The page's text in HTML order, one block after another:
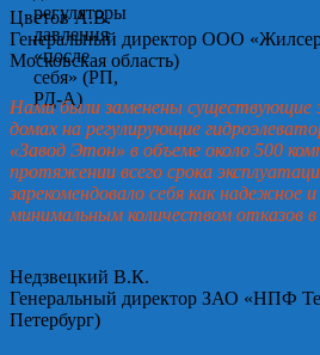
Цветов А.В.
Генеральный директор ООО
Московская область)
Нами были заменены существующие
домах на регулирующие
«Завод Этон» в объеме около 500
протяжении всего срока
зарекомендовало себя как надежное
минимальным количеством отказов
Недзвецкий В.К.
Генеральный директор ЗАО «НПФ
Петербург)